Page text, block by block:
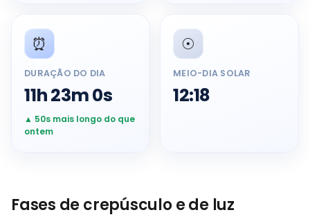
⏰
DURAÇÃO DO DIA
11h 23m 0s
▲ 50s mais longo do que
ontem
☉️
MEIO-DIA SOLAR
12:18
Fases de crepúsculo e de luz